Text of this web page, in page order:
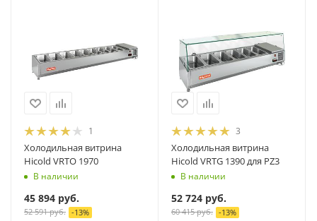
1
Холодильная витрина
Hicold VRTO 1970
В наличии
45 894 руб.
52 591руб. -13%
3
Холодильная витрина
Hicold VRTG 1390 для PZ3
В наличии
52 724 руб.
60 415руб. -13%